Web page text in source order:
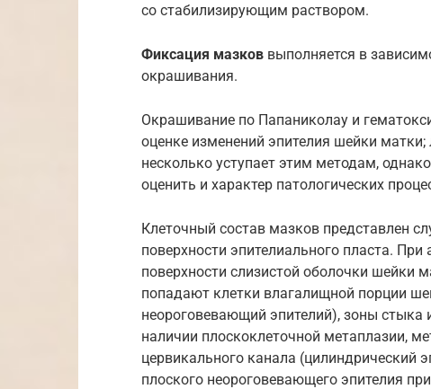
со стабилизирующим раствором.
Фиксация мазков выполняется в
окрашивания.
Окрашивание по Папаниколау и
оценке изменений эпителия шейки
несколько уступает этим методам,
оценить и характер патологических
Клеточный состав мазков представлен
поверхности эпителиального пласта.
поверхности слизистой оболочки шейки
попадают клетки влагалищной порции
неороговевающий эпителий), зоны
наличии плоскоклеточной метаплазии,
цервикального канала (цилиндрический
плоского неороговевающего эпителия